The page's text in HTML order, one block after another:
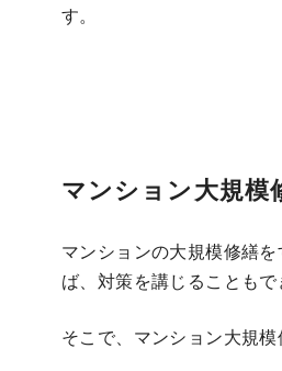
す。
マンション大規模
マンションの大規模修繕
ば、対策を講じることもで
そこで、マンション大規